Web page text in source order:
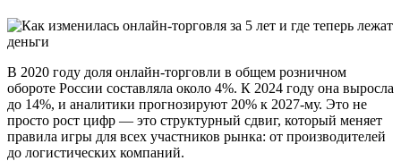
В 2020 году доля онлайн-торговли в общем розничном
обороте России составляла около 4%. К 2024 году она выросла
до 14%, и аналитики прогнозируют 20% к 2027-му. Это не
просто рост цифр — это структурный сдвиг, который меняет
правила игры для всех участников рынка: от производителей
до логистических компаний.